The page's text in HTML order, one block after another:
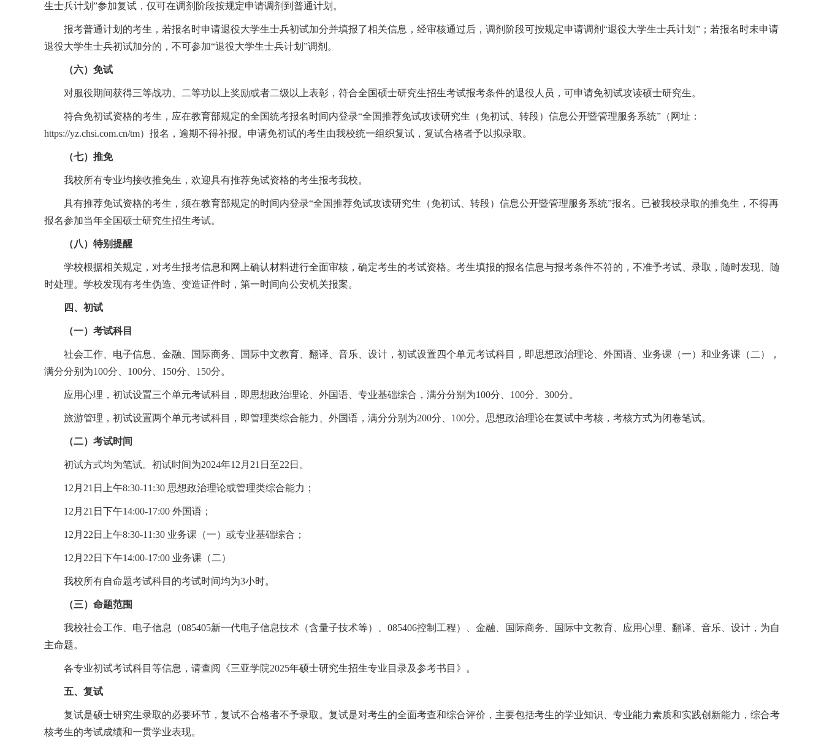
生士兵计划”参加复试，仅可在调剂阶段按规定申请调剂到普通计划。
报考普通计划的考生，若报名时申请退役大学生士兵初试加分并填报了相关信息，经审核通过后，调剂阶段可按规定申请调剂“退役大学生士兵计划”；若报名时未申请
退役大学生士兵初试加分的，不可参加“退役大学生士兵计划”调剂。
（六）免试
对服役期间获得三等战功、二等功以上奖励或者二级以上表彰，符合全国硕士研究生招生考试报考条件的退役人员，可申请免初试攻读硕士研究生。
符合免初试资格的考生，应在教育部规定的全国统考报名时间内登录“全国推荐免试攻读研究生（免初试、转段）信息公开暨管理服务系统”（网址：
https://yz.chsi.com.cn/tm）报名，逾期不得补报。申请免初试的考生由我校统一组织复试，复试合格者予以拟录取。
（七）推免
我校所有专业均接收推免生，欢迎具有推荐免试资格的考生报考我校。
具有推荐免试资格的考生，须在教育部规定的时间内登录“全国推荐免试攻读研究生（免初试、转段）信息公开暨管理服务系统”报名。已被我校录取的推免生，不得再
报名参加当年全国硕士研究生招生考试。
（八）特别提醒
学校根据相关规定，对考生报考信息和网上确认材料进行全面审核，确定考生的考试资格。考生填报的报名信息与报考条件不符的，不准予考试、录取，随时发现、随
时处理。学校发现有考生伪造、变造证件时，第一时间向公安机关报案。
四、初试
（一）考试科目
社会工作、电子信息、金融、国际商务、国际中文教育、翻译、音乐、设计，初试设置四个单元考试科目，即思想政治理论、外国语、业务课（一）和业务课（二），
满分分别为100分、 100分、 150分、 150分。
应用心理，初试设置三个单元考试科目，即思想政治理论、外国语、专业基础综合，满分分别为100分、 100分、 300分。
旅游管理，初试设置两个单元考试科目，即管理类综合能力、外国语，满分分别为200分、 100分。思想政治理论在复试中考核，考核方式为闭卷笔试。
（二）考试时间
初试方式均为笔试。初试时间为2024年12 月 21 日至22 日。
12 月 21 日上午8:30-11:30 思想政治理论或管理类综合能力；
12 月 21 日下午14:00-17:00 外国语；
12 月 22 日上午8:30-11:30 业务课（一）或专业基础综合；
12 月 22 日下午14:00-17:00 业务课（二）
我校所有自命题考试科目的考试时间均为3小时。
（三）命题范围
我校社会工作、电子信息（085405新一代电子信息技术（含量子技术等）、 085406控制工程）、金融、国际商务、国际中文教育、应用心理、翻译、音乐、设计，为自
主命题。
各专业初试考试科目等信息，请查阅《三亚学院2025年硕士研究生招生专业目录及参考书目》。
五、复试
复试是硕士研究生录取的必要环节，复试不合格者不予录取。复试是对考生的全面考查和综合评价，主要包括考生的学业知识、专业能力素质和实践创新能力，综合考
核考生的考试成绩和一贯学业表现。